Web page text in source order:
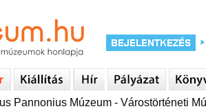
Pannonius Múzeum - Várostörténeti